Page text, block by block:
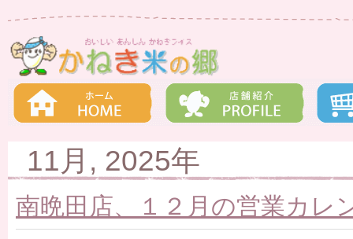
11月, 2025年
南晩田店、１２月の営業カレ